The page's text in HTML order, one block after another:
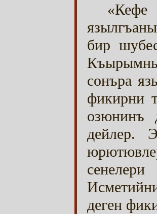
бир
сонъра
фикирни
озюнинъ
дейлер.
деген